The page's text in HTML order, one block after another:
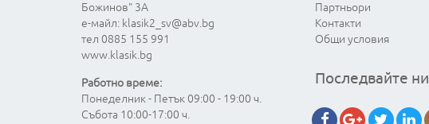
Божинов" 3А
е-майл: klasik2_sv@abv.bg
тел 0885 155 991
www.klasik.bg
Работно време:
Понеделник - Петък 09:00 - 19:00 ч.
Събота 10:00-17:00 ч.
Партньори
Контакти
Общи условия
Последвайте ни